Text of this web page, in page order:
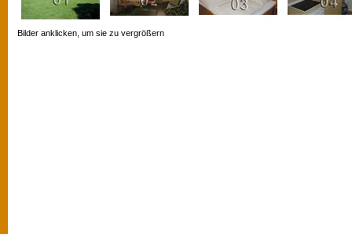
Bilder anklicken, um sie zu vergrößern